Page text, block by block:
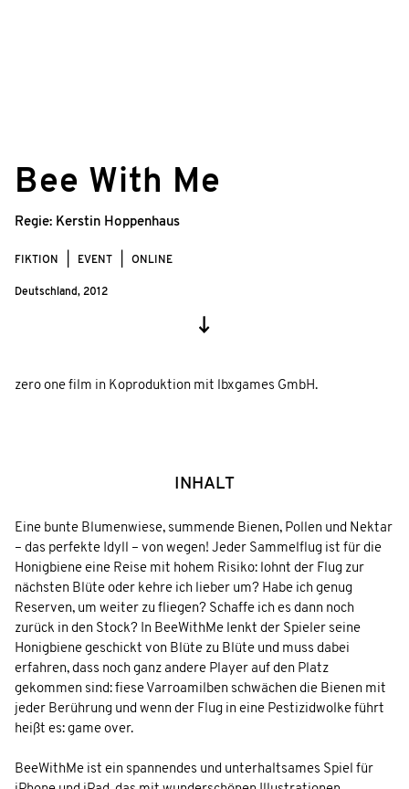
Bee With Me
Regie: Kerstin Hoppenhaus
FIKTION EVENT ONLINE
Deutschland, 2012
zero one film in Koproduktion mit lbxgames GmbH.
INHALT
Eine bunte Blumenwiese, summende Bienen, Pollen und Nektar
– das perfekte Idyll – von wegen! Jeder Sammelflug ist für die
Honigbiene eine Reise mit hohem Risiko: lohnt der Flug zur
nächsten Blüte oder kehre ich lieber um? Habe ich genug
Reserven, um weiter zu fliegen? Schaffe ich es dann noch
zurück in den Stock? In BeeWithMe lenkt der Spieler seine
Honigbiene geschickt von Blüte zu Blüte und muss dabei
erfahren, dass noch ganz andere Player auf den Platz
gekommen sind: fiese Varroamilben schwächen die Bienen mit
jeder Berührung und wenn der Flug in eine Pestizidwolke führt
heißt es: game over.
BeeWithMe ist ein spannendes und unterhaltsames Spiel für